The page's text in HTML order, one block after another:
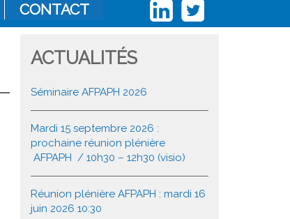
CONTACT
ACTUALITÉS
Séminaire AFPAPH 2026
Mardi 15 septembre 2026 :
prochaine réunion plénière
AFPAPH / 10h30 – 12h30 (visio)
Réunion plénière AFPAPH : mardi 16
juin 2026 10:30